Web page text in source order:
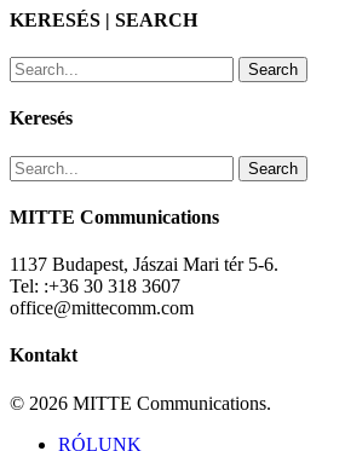
KERESÉS | SEARCH
Search
Keresés
Search
MITTE Communications
1137 Budapest, Jászai Mari tér 5-6.
Tel: :+36 30 318 3607
office@mittecomm.com
Kontakt
© 2026 MITTE Communications.
Close
RÓLUNK